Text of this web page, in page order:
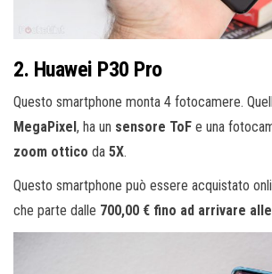
2. Huawei P30 Pro
Questo smartphone monta 4 fotocamere.
MegaPixel, ha un sensore ToF e una
zoom ottico da 5X.
Questo smartphone può essere acquistato
che parte dalle 700,00 € fino ad arrivare